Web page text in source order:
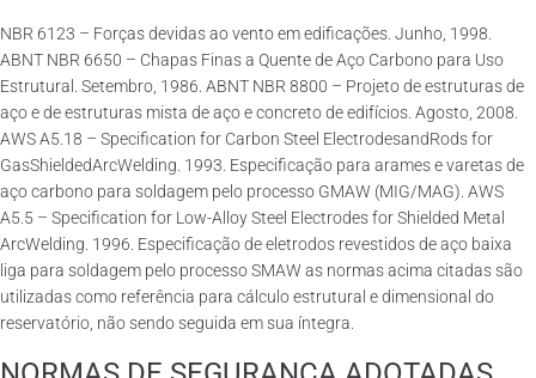
NBR 6123 – Forças devidas ao vento em edificações. Junho, 1998.
ABNT NBR 6650 – Chapas Finas a Quente de Aço Carbono para Uso
Estrutural. Setembro, 1986. ABNT NBR 8800 – Projeto de estruturas de
aço e de estruturas mista de aço e concreto de edifícios. Agosto, 2008.
AWS A5.18 – Specification for Carbon Steel ElectrodesandRods for
GasShieldedArcWelding. 1993. Especificação para arames e varetas de
aço carbono para soldagem pelo processo GMAW (MIG/MAG). AWS
A5.5 – Specification for Low-Alloy Steel Electrodes for Shielded Metal
ArcWelding. 1996. Especificação de eletrodos revestidos de aço baixa
liga para soldagem pelo processo SMAW as normas acima citadas são
utilizadas como referência para cálculo estrutural e dimensional do
reservatório, não sendo seguida em sua íntegra.